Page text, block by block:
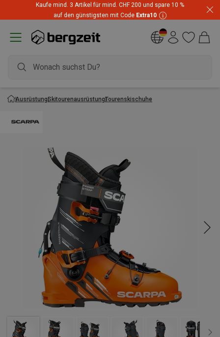
Kaufe mind. 3 Artikel für mind. CHF 200 und spare 10 %
auf den günstigsten mit Code Extra10
AusrüstungSkitourenausrüstungTourenskischuhe